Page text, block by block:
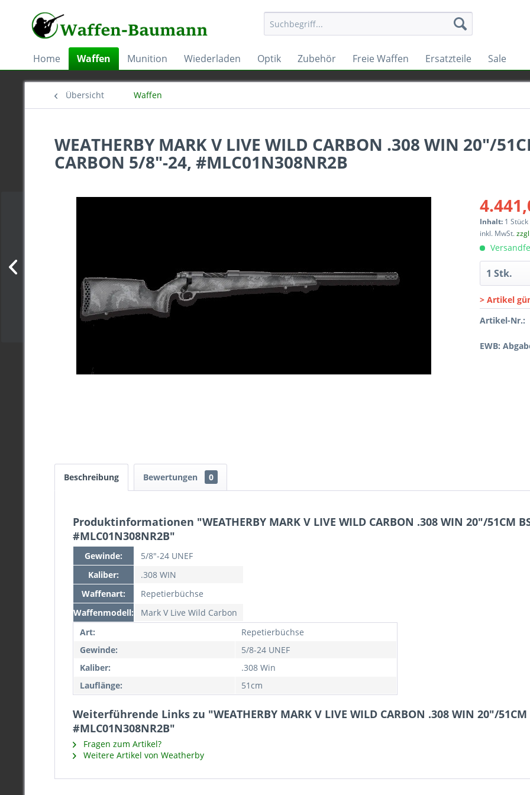
Home Waffen Munition Wiederladen Optik Zubehör Freie Waffen Ersatzteile Sale
Übersicht Waffen
WEATHERBY MARK V LIVE WILD CARBON .308 WIN 20"/
CARBON 5/8"-24, #MLC01N308NR2B
Inhalt: 1 Stück
inkl. MwSt.
> Artikel
Artikel-Nr.:
EWB:
Beschreibung Bewertungen 0
Produktinformationen "WEATHERBY MARK V LIVE WILD CARBON .308 WIN 20"/51CM
#MLC01N308NR2B"
Gewinde:
5/8"-24 UNEF
Kaliber:
.308 WIN
Waffenart:
Repetierbüchse
Waffenmodell:
Mark V Live Wild Carbon
Art:
Repetierbüchse
Gewinde:
5/8-24 UNEF
Kaliber:
.308 Win
Lauflänge:
51cm
Weiterführende Links zu "WEATHERBY MARK V LIVE WILD CARBON .308 WIN 20"/51CM
#MLC01N308NR2B"
Fragen zum Artikel?
Weitere Artikel von Weatherby